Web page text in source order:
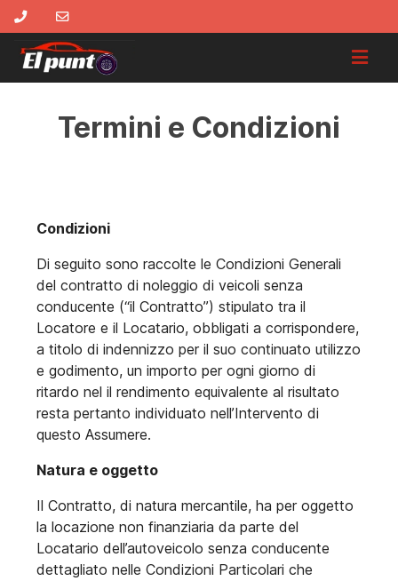
Termini e Condizioni
Condizioni
Di seguito sono raccolte le Condizioni Generali
del contratto di noleggio di veicoli senza
conducente (“il Contratto”) stipulato tra il
Locatore e il Locatario, obbligati a corrispondere,
a titolo di indennizzo per il suo continuato utilizzo
e godimento, un importo per ogni giorno di
ritardo nel il rendimento equivalente al risultato
resta pertanto individuato nell’Intervento di
questo Assumere.
Natura e oggetto
Il Contratto, di natura mercantile, ha per oggetto
la locazione non finanziaria da parte del
Locatario dell’autoveicolo senza conducente
dettagliato nelle Condizioni Particolari che